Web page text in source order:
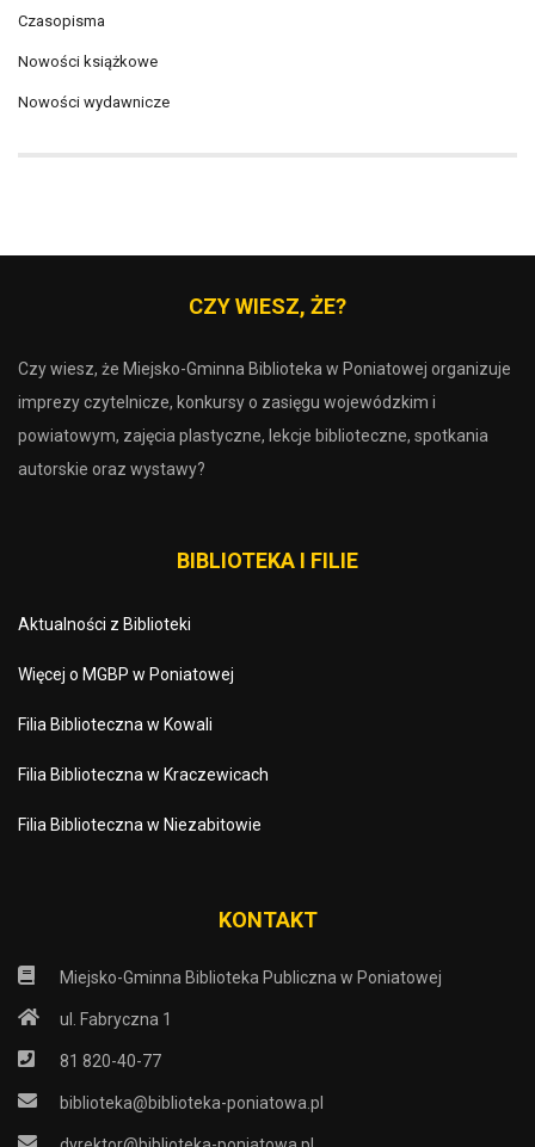
Czasopisma
Nowości książkowe
Nowości wydawnicze
CZY WIESZ, ŻE?
Czy wiesz, że Miejsko-Gminna Biblioteka w Poniatowej organizuje
imprezy czytelnicze, konkursy o zasięgu wojewódzkim i
powiatowym, zajęcia plastyczne, lekcje biblioteczne, spotkania
autorskie oraz wystawy?
BIBLIOTEKA I FILIE
Aktualności z Biblioteki
Więcej o MGBP w Poniatowej
Filia Biblioteczna w Kowali
Filia Biblioteczna w Kraczewicach
Filia Biblioteczna w Niezabitowie
KONTAKT
Miejsko-Gminna Biblioteka Publiczna w Poniatowej
ul. Fabryczna 1
81 820-40-77
biblioteka@biblioteka-poniatowa.pl